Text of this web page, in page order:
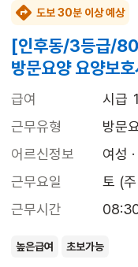
도보 30분 이상 예상
[인후동/3등급/
방문요양 요양보
급여
시급
근무유형
방문
어르신정보
여성
근무요일
토 (
근무시간
높은급여 초보가능